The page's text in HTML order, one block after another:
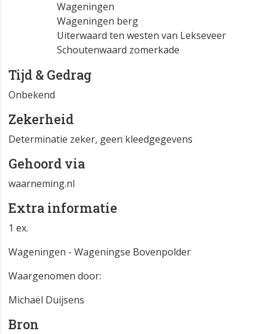
Wageningen
Wageningen berg
Uiterwaard ten westen van Lekseveer
Schoutenwaard zomerkade
Tijd & Gedrag
Onbekend
Zekerheid
Determinatie zeker, geen kleedgegevens
Gehoord via
waarneming.nl
Extra informatie
1 ex.
Wageningen - Wageningse Bovenpolder
Waargenomen door:
Michaël Duijsens
Bron